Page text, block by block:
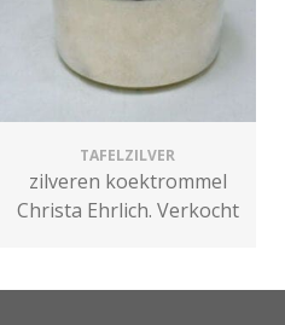
TAFELZILVER
zilveren koektrommel
Christa Ehrlich. Verkocht